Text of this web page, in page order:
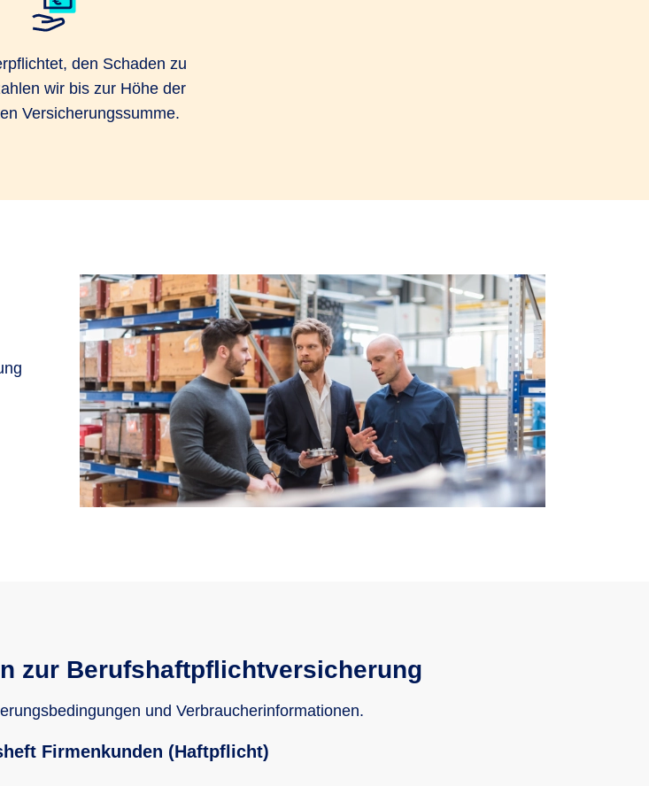
den Schaden zu
wir bis zur Höhe der
Versicherungssumme.
zur Berufshaftpflichtversicherung
und Verbraucherinformationen.
Firmenkunden (Haftpflicht)